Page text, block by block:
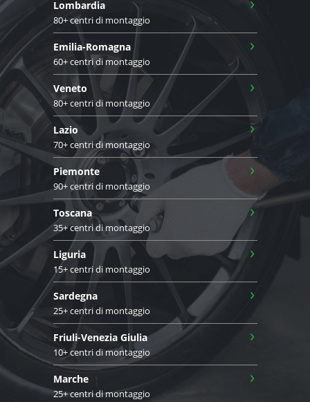
Lombardia
80+ centri di montaggio
Emilia-Romagna
60+ centri di montaggio
›
Veneto
80+ centri di montaggio
›
Lazio
70+ centri di montaggio
›
Piemonte
90+ centri di montaggio
›
Toscana
35+ centri di montaggio
›
Liguria
15+ centri di montaggio
›
Sardegna
25+ centri di montaggio
›
Friuli-Venezia Giulia
10+ centri di montaggio
›
Marche
25+ centri di montaggio
›